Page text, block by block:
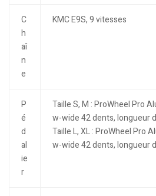
C
h
aî
n
e
KMC E9S, 9 vitesses
P
é
d
al
ie
r
Taille S, M : ProWheel Pro
w-wide 42 dents, longueur
Taille L, XL : ProWheel Pro
w-wide 42 dents, longueur